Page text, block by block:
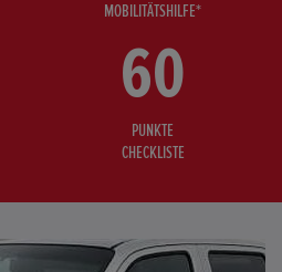
MOBILITÄTSHILFE*
60
PUNKTE
CHECKLISTE